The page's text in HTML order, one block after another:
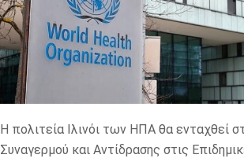
Η πολιτεία Ιλινόι των ΗΠΑ θα ενταχθεί
Συναγερμού και Αντίδρασης στις